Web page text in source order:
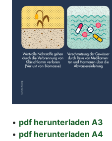
• pdf herunterladen A3
• pdf herunterladen A4